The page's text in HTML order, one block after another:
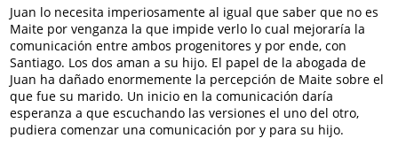
Juan lo necesita imperiosamente al igual que saber que no es
Maite por venganza la que impide verlo lo cual mejoraría la
comunicación entre ambos progenitores y por ende, con
Santiago. Los dos aman a su hijo. El papel de la abogada de
Juan ha dañado enormemente la percepción de Maite sobre el
que fue su marido. Un inicio en la comunicación daría
esperanza a que escuchando las versiones el uno del otro,
pudiera comenzar una comunicación por y para su hijo.